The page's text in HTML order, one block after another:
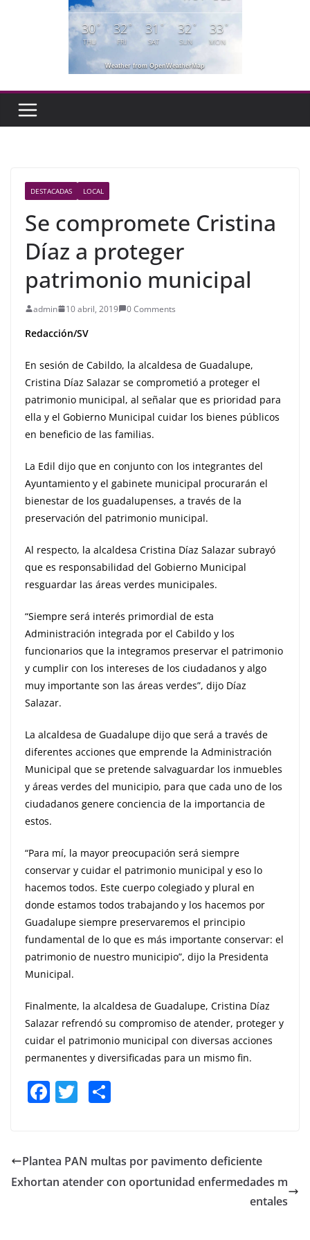
30°
THU
32°
FRI
31 °
SAT
32°
SUN
33°
MON
Weather from OpenWeatherMap
DESTACADAS LOCAL
Se compromete Cristina
Díaz a proteger
patrimonio municipal
admin 10 abril, 2019 0 Comments
Redacción/SV
En sesión de Cabildo, la alcaldesa de Guadalupe,
Cristina Díaz Salazar se comprometió a proteger el
patrimonio municipal, al señalar que es prioridad para
ella y el Gobierno Municipal cuidar los bienes públicos
en beneficio de las familias.
La Edil dijo que en conjunto con los integrantes del
Ayuntamiento y el gabinete municipal procurarán el
bienestar de los guadalupenses, a través de la
preservación del patrimonio municipal.
Al respecto, la alcaldesa Cristina Díaz Salazar subrayó
que es responsabilidad del Gobierno Municipal
resguardar las áreas verdes municipales.
“Siempre será interés primordial de esta
Administración integrada por el Cabildo y los
funcionarios que la integramos preservar el patrimonio
y cumplir con los intereses de los ciudadanos y algo
muy importante son las áreas verdes”, dijo Díaz
Salazar.
La alcaldesa de Guadalupe dijo que será a través de
diferentes acciones que emprende la Administración
Municipal que se pretende salvaguardar los inmuebles
y áreas verdes del municipio, para que cada uno de los
ciudadanos genere conciencia de la importancia de
estos.
“Para mí, la mayor preocupación será siempre
conservar y cuidar el patrimonio municipal y eso lo
hacemos todos. Este cuerpo colegiado y plural en
donde estamos todos trabajando y los hacemos por
Guadalupe siempre preservaremos el principio
fundamental de lo que es más importante conservar: el
patrimonio de nuestro municipio”, dijo la Presidenta
Municipal.
Finalmente, la alcaldesa de Guadalupe, Cristina Díaz
Salazar refrendó su compromiso de atender, proteger y
cuidar el patrimonio municipal con diversas acciones
permanentes y diversificadas para un mismo fin.
F
e
b
T
er e
Plantea PAN multas por pavimento deficiente
Exhortan atender con oportunidad enfermedades m
entales